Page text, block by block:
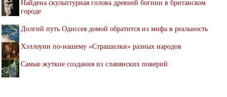
Найдена скульптурная голова древней богини в британском
городе
Долгий путь Одиссея домой обратится из мифа в реальность
Хэллоуин по-нашему «Страшилки» разных народов
Самые жуткие создания из славянских поверий